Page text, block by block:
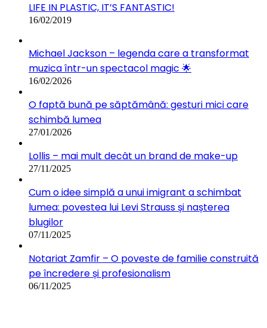
LIFE IN PLASTIC, IT’S FANTASTIC!
16/02/2019
Michael Jackson – legenda care a transformat
muzica într-un spectacol magic 🌟
16/02/2026
O faptă bună pe săptămână: gesturi mici care
schimbă lumea
27/01/2026
Lollis – mai mult decât un brand de make-up
27/11/2025
Cum o idee simplă a unui imigrant a schimbat
lumea: povestea lui Levi Strauss și nașterea
blugilor
07/11/2025
Notariat Zamfir – O poveste de familie construită
pe încredere și profesionalism
06/11/2025